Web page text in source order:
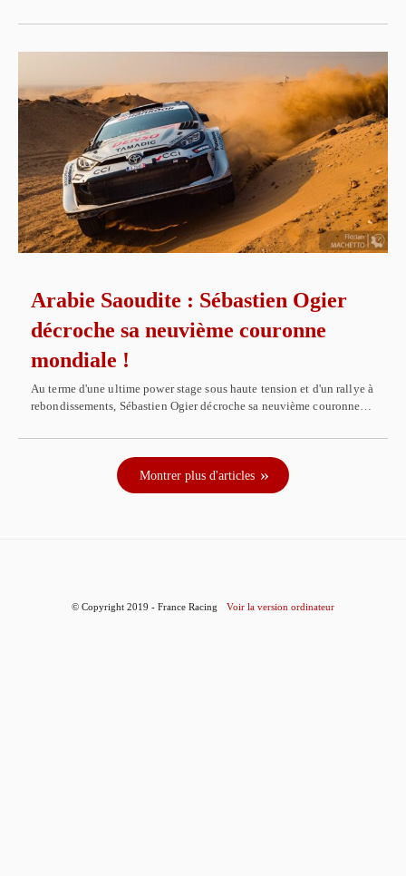
Arabie Saoudite : Sébastien Ogier
décroche sa neuvième couronne
mondiale !
Au terme d'une ultime power stage sous haute tension et d'un rallye à
rebondissements, Sébastien Ogier décroche sa neuvième couronne…
Montrer plus d'articles
© Copyright 2019 - France Racing Voir la version ordinateur